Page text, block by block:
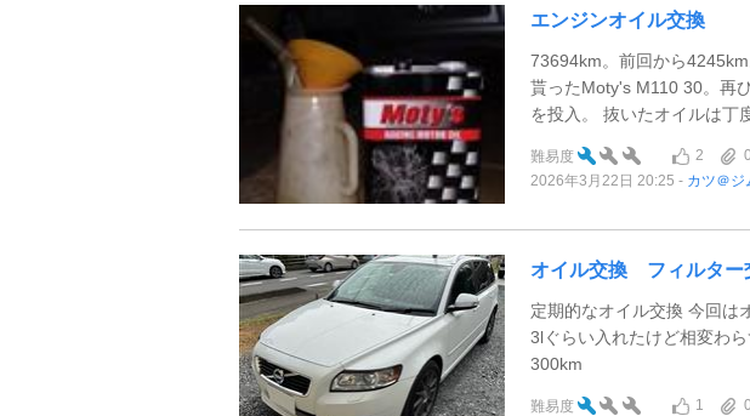
エンジンオイル交換
73694km。前回から
貰ったMoty's M110 30。再
を投入。 抜いたオイルは丁
難易度 2 0
2026年3月22日 20:25
カツ＠ジ
オイル交換 フィルター
定期的なオイル交換 今回は
3lぐらい入れたけど相変わ
300km
難易度 1 0